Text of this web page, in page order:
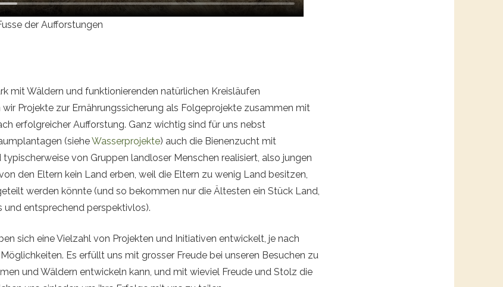
der Aufforstungen
mit Wäldern und funktionierenden natürlichen Kreisläufen
Projekte zur Ernährungssicherung als Folgeprojekte zusammen mit
erfolgreicher Aufforstung. Ganz wichtig sind für uns nebst
(sieheWasserprojekte) auch die Bienenzucht mit
von Gruppen landloser Menschen realisiert, also jungen
den Eltern kein Land erben, weil die Eltern zu wenig Land besitzen,
werden könnte (und so bekommen nur die Ältesten ein Stück Land,
und entsprechend perspektivlos).
sich eine Vielzahl von Projekten und Initiativen entwickelt, je nach
Es erfüllt uns mit grosser Freude bei unseren Besuchen zu
und Wäldern entwickeln kann, und mit wieviel Freude und Stolz die